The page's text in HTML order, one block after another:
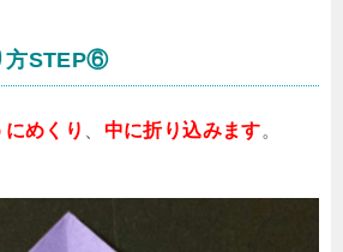
方STEP⑥
めくり 中に折り込みます。